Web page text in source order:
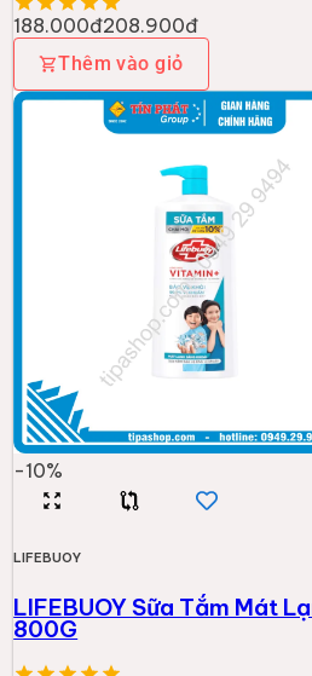
188.000đ208.900đ
Thêm vào giỏ
-10%
LIFEBUOY
LIFEBUOY Sữa Tắm Mát
800G